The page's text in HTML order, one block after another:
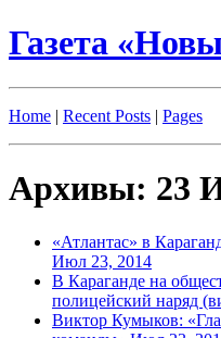
Газета
Home | Recent Posts | Pages
Архивы: 23
«Атлантас» в
Июл 23, 2014
В Караганде на
полицейский наряд
Виктор Кумыков: